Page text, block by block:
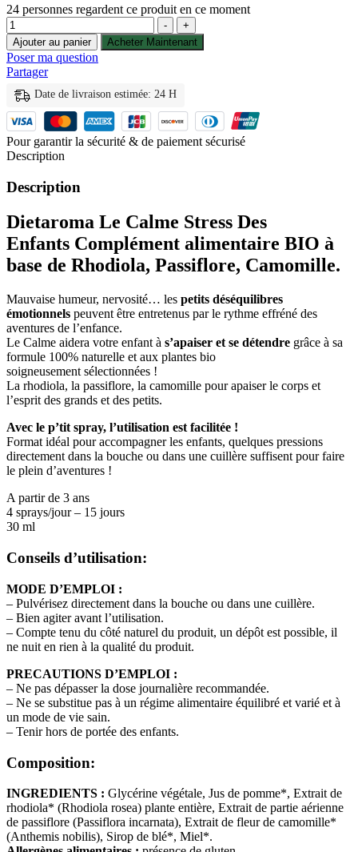
was:
is:
150.00 dh.
24 personnes regardent ce produit en ce moment
Quantité
-
+
Ajouter au panier
Acheter Maintenant
Poser ma question
Partager
Date de livraison estimée: 24 H
Pour garantir la sécurité & de paiement sécurisé
Description
Description
Dietaroma Le Calme Stress Des
Enfants Complément alimentaire BIO à
base de Rhodiola, Passiflore, Camomille.
Mauvaise humeur, nervosité… les petits déséquilibres
émotionnels peuvent être entretenus par le rythme effréné des
aventures de l’enfance.
Le Calme aidera votre enfant à s’apaiser et se détendre grâce à sa
formule 100% naturelle et aux plantes bio
soigneusement sélectionnées !
La rhodiola, la passiflore, la camomille pour apaiser le corps et
l’esprit des grands et des petits.
Avec le p’tit spray, l’utilisation est facilitée !
Format idéal pour accompagner les enfants, quelques pressions
directement dans la bouche ou dans une cuillère suffisent pour faire
le plein d’aventures !
A partir de 3 ans
4 sprays/jour – 15 jours
30 ml
Conseils d’utilisation:
MODE D’EMPLOI :
– Pulvérisez directement dans la bouche ou dans une cuillère.
– Bien agiter avant l’utilisation.
– Compte tenu du côté naturel du produit, un dépôt est possible, il
ne nuit en rien à la qualité du produit.
PRECAUTIONS D’EMPLOI :
– Ne pas dépasser la dose journalière recommandée.
– Ne se substitue pas à un régime alimentaire équilibré et varié et à
un mode de vie sain.
– Tenir hors de portée des enfants.
Composition:
INGREDIENTS : Glycérine végétale, Jus de pomme*, Extrait de
rhodiola* (Rhodiola rosea) plante entière, Extrait de partie aérienne
de passiflore (Passiflora incarnata), Extrait de fleur de camomille*
(Anthemis nobilis), Sirop de blé*, Miel*.